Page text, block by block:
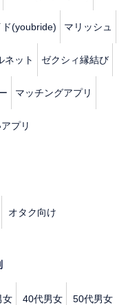
(youbride) マリッシュ
ネット ゼクシィ縁結び
マッチングアプリ
プリ
オタク向け
女 40代男女 50代男女